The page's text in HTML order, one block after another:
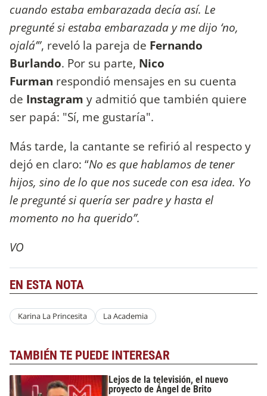
cuando estaba embarazada decía así. Le
pregunté si estaba embarazada y me dijo ‘no,
ojalá’”, reveló la pareja de Fernando
Burlando. Por su parte, Nico
Furman respondió mensajes en su cuenta
de Instagram y admitió que también quiere
ser papá: "Sí, me gustaría".
Más tarde, la cantante se refirió al respecto y
dejó en claro: “No es que hablamos de tener
hijos, sino de lo que nos sucede con esa idea. Yo
le pregunté si quería ser padre y hasta el
momento no ha querido”.
VO
EN ESTA NOTA
Karina La Princesita La Academia
TAMBIÉN TE PUEDE INTERESAR
Lejos de la televisión, el nuevo
proyecto de Ángel de Brito